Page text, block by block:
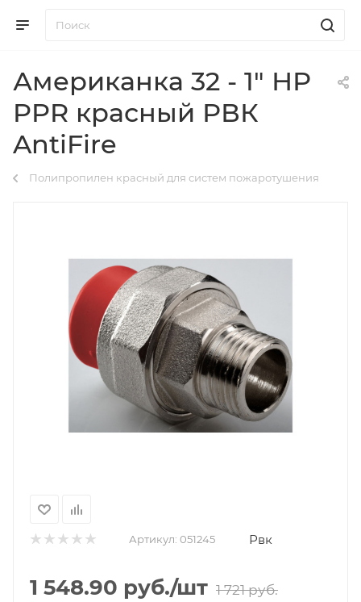
Американка 32 - 1" НР
PPR красный РВК
AntiFire
Полипропилен красный для систем пожаротушения
Артикул: 051245 Рвк
1 548.90 руб./шт 1 721руб.